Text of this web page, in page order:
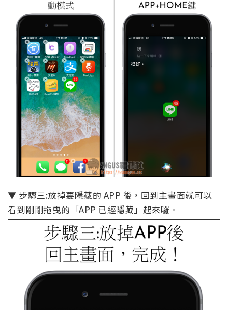
▼ 步驟三:放掉要隱藏的 APP 後，回到主畫面就可以
看到剛剛拖曳的「APP 已經隱藏」起來囉。